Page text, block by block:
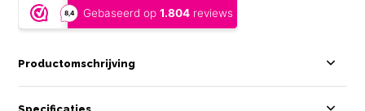
Productomschrijving